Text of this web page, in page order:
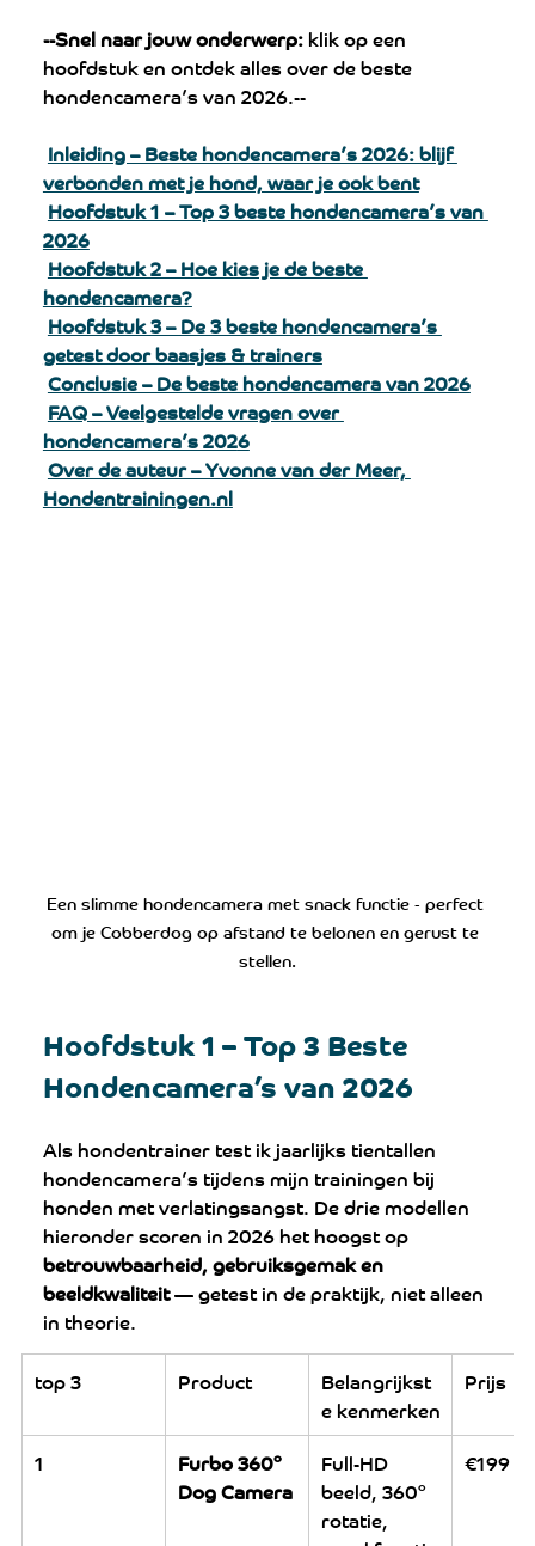
--Snel naar jouw onderwerp: klik op een
hoofdstuk en ontdek alles over de beste
hondencamera’s van 2026.--
Inleiding – Beste hondencamera’s 2026: blijf
verbonden met je hond, waar je ook bent
Hoofdstuk 1 – Top 3 beste hondencamera’s van
2026
Hoofdstuk 2 – Hoe kies je de beste
hondencamera?
Hoofdstuk 3 – De 3 beste hondencamera’s
getest door baasjes & trainers
Conclusie – De beste hondencamera van 2026
FAQ – Veelgestelde vragen over
hondencamera’s 2026
Over de auteur – Yvonne van der Meer,
Hondentrainingen.nl
Een slimme hondencamera met snack functie - perfect
om je Cobberdog op afstand te belonen en gerust te
stellen.
Hoofdstuk 1 – Top 3 Beste
Hondencamera’s van 2026
Als hondentrainer test ik jaarlijks tientallen
hondencamera’s tijdens mijn trainingen bij
honden met verlatingsangst. De drie modellen
hieronder scoren in 2026 het hoogst op
betrouwbaarheid, gebruiksgemak en
beeldkwaliteit — getest in de praktijk, niet alleen
in theorie.
top 3
Product Belangrijkst
e kenmerken
Prijs
1 Furbo 360°
Dog Camera
Full-HD
beeld, 360°
rotatie,
€199